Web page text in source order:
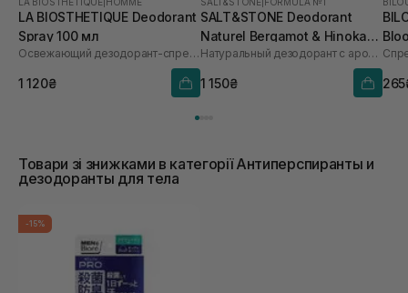
LA BIOSTHETIQUE Deodorant
Spray 100 мл
Освежающий дезодорант-спрей продолжительного действия
1 120₴
SALT&STONE Deodorant
Naturel Bergamot & Hinoka
Formula №1 75 г
Натуральный дезодорант с ароматом бергамота и хиноки
1 150₴
Товари зі знижками в категорії Антиперспиранты и
дезодоранты для тела
-15%